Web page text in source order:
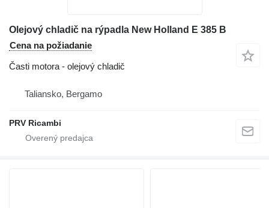
Olejový chladič na rýpadla New Holland E 385 B
Cena na požiadanie
Časti motora - olejový chladič
Taliansko, Bergamo
PRV Ricambi